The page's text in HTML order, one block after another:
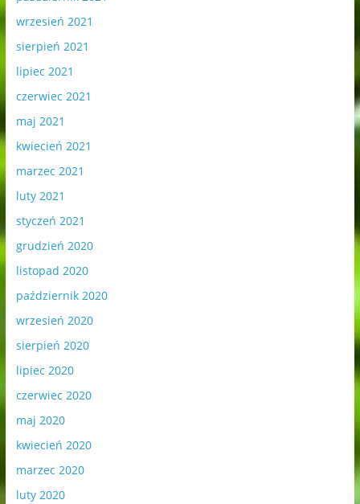
wrzesień 2021
sierpień 2021
lipiec 2021
czerwiec 2021
maj 2021
kwiecień 2021
marzec 2021
luty 2021
styczeń 2021
grudzień 2020
listopad 2020
październik 2020
wrzesień 2020
sierpień 2020
lipiec 2020
czerwiec 2020
maj 2020
kwiecień 2020
marzec 2020
luty 2020